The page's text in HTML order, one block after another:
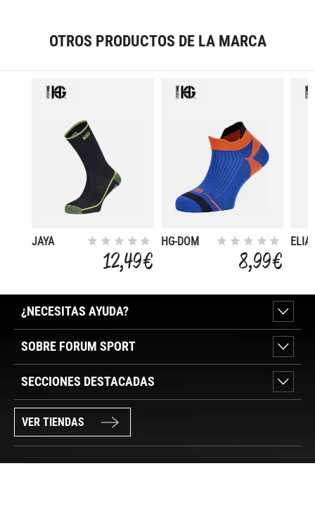
OTROS PRODUCTOS DE LA MARCA
JAYA
12,49 €
HG-DOM
8,99 €
¿NECESITAS AYUDA?
SOBRE FORUM SPORT
SECCIONES DESTACADAS
VER TIENDAS